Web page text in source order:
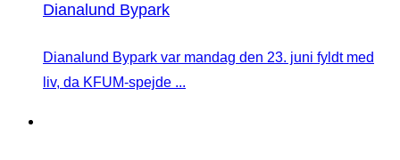
Dianalund Bypark
Dianalund Bypark var mandag den 23. juni fyldt med
liv, da KFUM-spejde ...